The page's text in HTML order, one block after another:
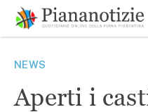
contenuto
SEARCH
NEWS
Aperti i